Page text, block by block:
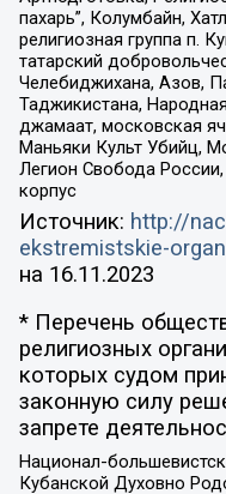
пахарь”, Колумбайн,
религиозная группа п.
татарский
Челебиджихана, Азов,
Таджикистана,
джамаат, московская
Маньяки Культ Убийц,
Легион Свобода
корпус
Источник: http://
ekstremistskie-
на 16.11.2023
* Перечень
религиозных
которых судом
законную силу
запрете
Национал-
Кубанской Духовно